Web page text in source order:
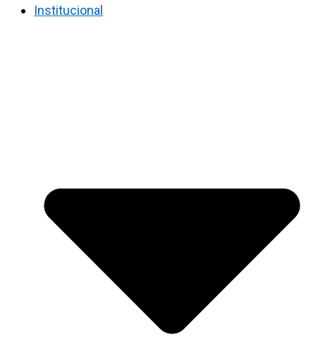
Institucional